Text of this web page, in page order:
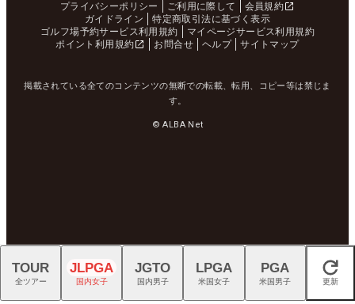
プライバシーポリシー
ご利用に際して
会員規約
ガイドライン
特定商取引法に基づく表示
ゴルフ場予約サービス利用規約
マイページサービス利用規約
ポイント利用規約
お問合せ ヘルプ サイトマップ
掲載されている全てのコンテンツの無断での転載、転用、コピー等は禁じま
す。
© ALBA Net
閉じる
TOUR
全ツアー
JLPGA
国内女子
JGTO
国内男子
LPGA
米国女子
PGA
米国男子 更新